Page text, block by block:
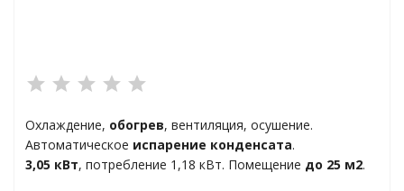
Охлаждение, обогрев, вентиляция, осушение.
Автоматическое испарение конденсата.
3,05 кВт, потребление 1,18 кВт. Помещение до 25 м2.